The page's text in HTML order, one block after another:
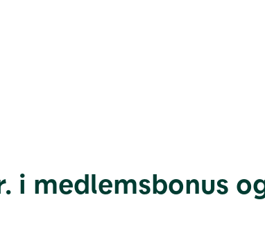
i medlemsbonus